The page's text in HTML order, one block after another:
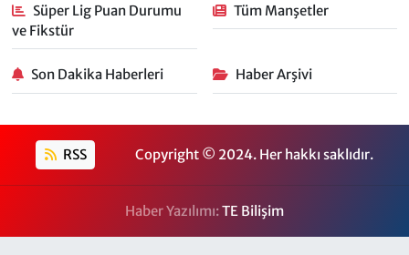
Süper Lig Puan Durumu
ve Fikstür
Tüm Manşetler
Son Dakika Haberleri Haber Arşivi
RSS Copyright © 2024. Her hakkı saklıdır.
Haber Yazılımı:TE Bilişim